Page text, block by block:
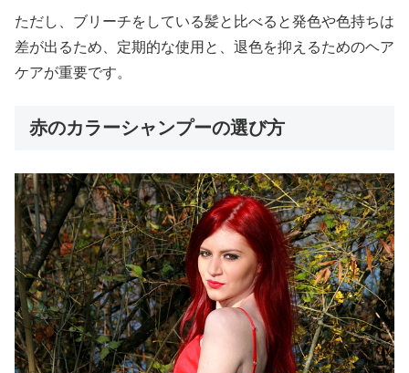
ただし、ブリーチをしている髪と比べると発色や色持ちは
差が出るため、定期的な使用と、退色を抑えるためのヘア
ケアが重要です。
赤のカラーシャンプーの選び方